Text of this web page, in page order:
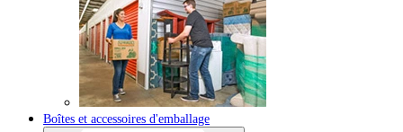
Boîtes et accessoires d'emballage